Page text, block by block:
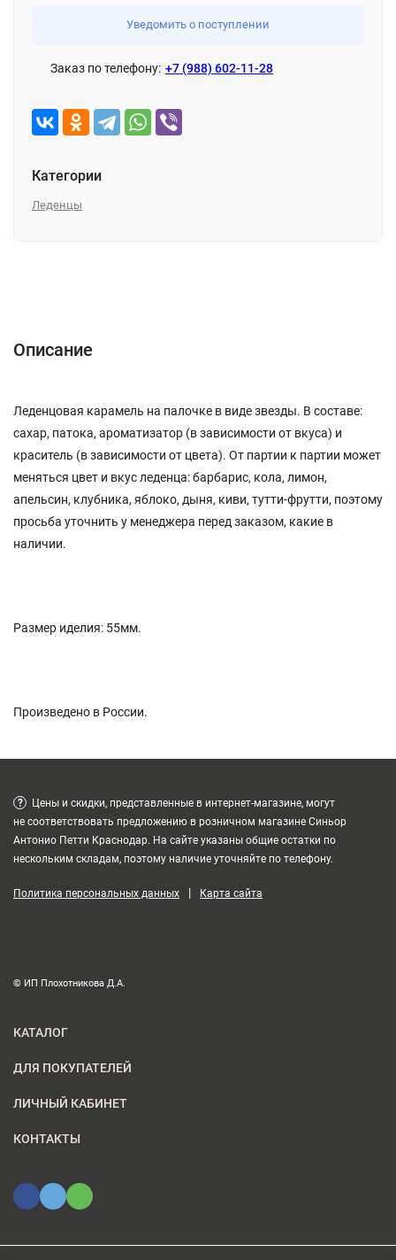
Уведомить о поступлении
Заказ по телефону: +7 (988) 602-11-28
Категории
Леденцы
Описание
Леденцовая карамель на палочке в виде звезды. В составе:
сахар, патока, ароматизатор (в зависимости от вкуса) и
краситель (в зависимости от цвета). От партии к партии может
меняться цвет и вкус леденца: барбарис, кола, лимон,
апельсин, клубника, яблоко, дыня, киви, тутти-фрутти, поэтому
просьба уточнить у менеджера перед заказом, какие в
наличии.
Размер иделия: 55мм.
Произведено в России.
?
Цены и скидки, представленные в интернет-магазине, могут
не соответствовать предложению в розничном магазине Синьор
Антонио Петти Краснодар. На сайте указаны общие остатки по
нескольким складам, поэтому наличие уточняйте по телефону.
Политика персональных данных | Карта сайта
© ИП Плохотникова Д.А.
КАТАЛОГ
ДЛЯ ПОКУПАТЕЛЕЙ
ЛИЧНЫЙ КАБИНЕТ
КОНТАКТЫ